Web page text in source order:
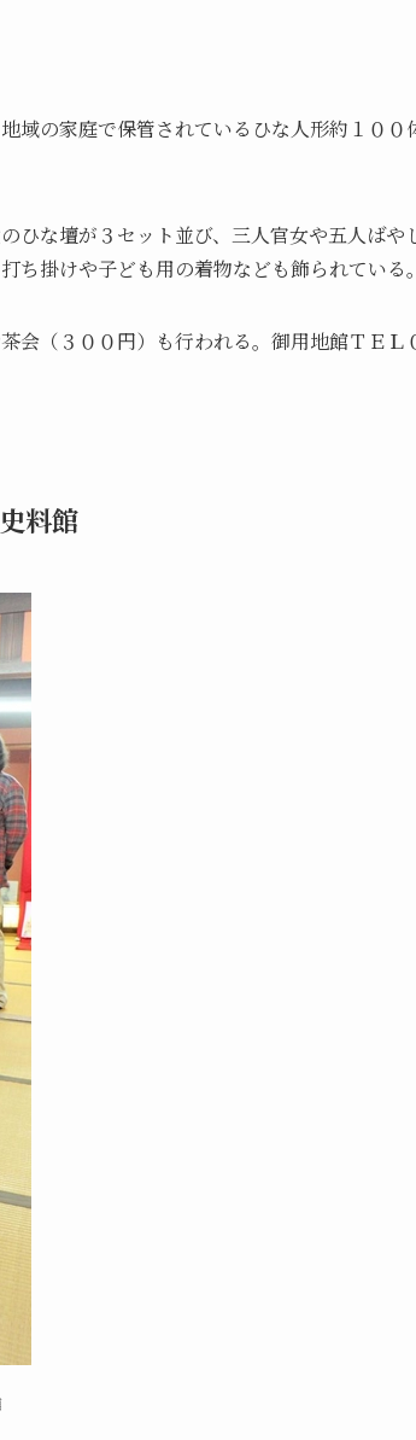
域の家庭で保管されているひな人形約１００
ひな壇が３セット並び、三人官女や五人ばや
ち掛けや子ども用の着物なども飾られている。
会（３００円）も行われる。御用地館ＴＥＬ
料館